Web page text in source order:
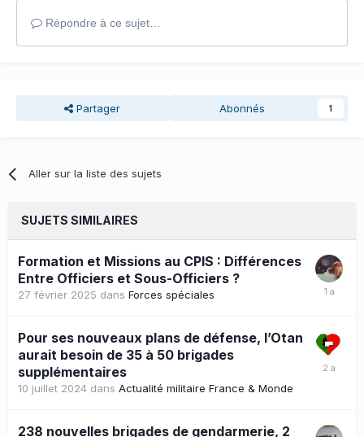
Répondre à ce sujet…
Partager Abonnés 1
Aller sur la liste des sujets
SUJETS SIMILAIRES
Formation et Missions au CPIS : Différences
Entre Officiers et Sous-Officiers ?
27 février 2025 dans Forces spéciales
Pour ses nouveaux plans de défense, l’Otan
aurait besoin de 35 à 50 brigades
supplémentaires
10 juillet 2024 dans Actualité militaire France & Monde
238 nouvelles brigades de gendarmerie, 2